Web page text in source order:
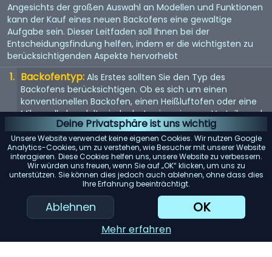
Deine Privatsphäre ist uns wichtig
Unsere Website verwendet keine eigenen Cookies. Wir nutzen Google
Analytics-Cookies, um zu verstehen, wie Besucher mit unserer Website
interagieren. Diese Cookies helfen uns, unsere Website zu verbessern.
Wir würden uns freuen, wenn Sie auf „OK“ klicken, um uns zu
unterstützen. Sie können dies jedoch auch ablehnen, ohne dass dies
Ihre Erfahrung beeinträchtigt.
Ablehnen OK
Mehr erfahren
Angesichts der großen Auswahl an Modellen und Funktionen
kann der Kauf eines neuen Backofens eine gewaltige
Aufgabe sein. Dieser Leitfaden soll Ihnen bei der
Entscheidungsfindung helfen, indem er die wichtigsten zu
berücksichtigenden Aspekte hervorhebt
Backofentyp: Als Erstes sollten Sie den Typ des
Backofens berücksichtigen. Ob es sich um einen
konventionellen Backofen, einen Heißluftofen oder eine
Mikrowelle handelt - jeder hat seine eigenen Vorteile und
eignet sich für unterschiedliche Kochstile.
Größe: Die Größe des Backofens sollte sowohl Ihren
Kochanforderungen als auch dem verfügbaren Platz in
Ihrer Küche entsprechen. Messen Sie den verfügbaren
Raum und berücksichtigen Sie das Fassungsvermögen
des Backofens.
Energieeffizienz:
Achten Sie auf energieeffiziente
Modelle. Diese können zwar zunächst teurer sein, aber auf